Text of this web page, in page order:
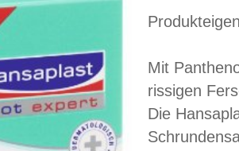
Mit
rissigen
Die